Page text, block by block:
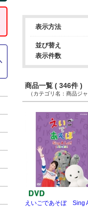
表示方法
並び替え
表示件数
商品一覧 ( 346件 )
（カテゴリ名：商品ジ
えいごであそぼ Sing